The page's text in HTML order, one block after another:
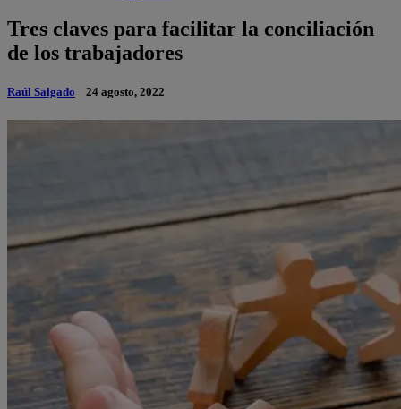
Tres claves para facilitar la conciliación
de los trabajadores
Raúl Salgado 24 agosto, 2022